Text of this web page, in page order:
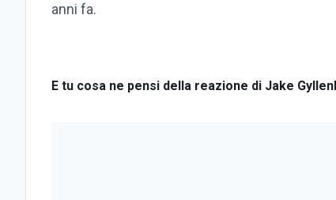
anni fa.
E tu cosa ne pensi della reazione di Jake